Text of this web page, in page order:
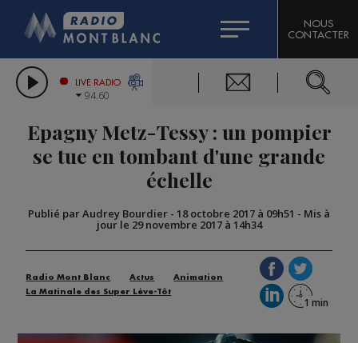
LES CHRONIQUES DE L'EXPERT
CITIZEN MACHINERY
GRAND MASSIF DOMAINES SKIABLES
BIGARD
COMPAGNIE DU MONT-BLANC
NOUS
CONTACTER
LIVE RADIO
94.60
Epagny Metz-Tessy : un pompier
se tue en tombant d'une grande
échelle
Publié par Audrey Bourdier - 18 octobre 2017 à 09h51 - Mis à
jour le 29 novembre 2017 à 14h34
Radio Mont Blanc Actus
Animation
La Matinale des Super Lève-Tôt